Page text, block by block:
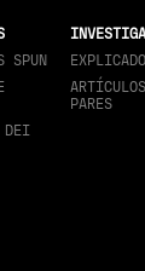
SPUN
DEI
PARES